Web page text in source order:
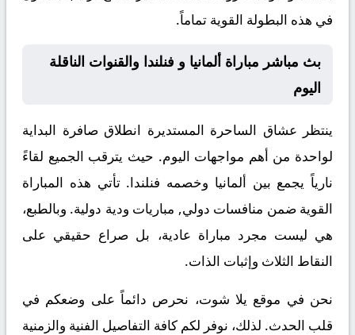
في هذه البطولة القوية تماماً.
بث مباشر مباراة ألمانيا و فنلندا والقنوات الناقلة
اليوم
ينتظر عشاق الساحرة المستديرة انطلاق صافرة البداية
لواحدة من أهم مواجهات اليوم. حيث يترقب الجميع لقاءً
نارياً يجمع بين ألمانيا وخصمه فنلندا. تأتي هذه المباراة
القوية ضمن منافسات دولي, مباريات ودية دولية. وبالطبع،
هي ليست مجرد مباراة عادية، بل صراع حقيقي على
النقاط الثلاث وإثبات الذات.
نحن في موقع يلا شوت، نحرص دائماً على وضعكم في
قلب الحدث. لذلك، نوفر لكم كافة التفاصيل الفنية والزمنية